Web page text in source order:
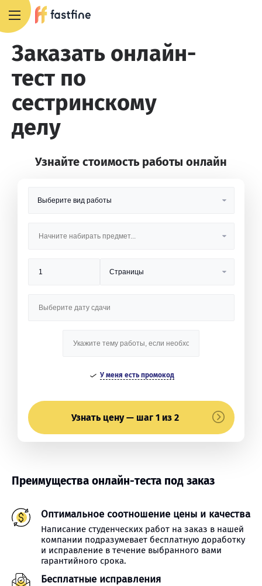
Заказать онлайн-
тест по
сестринскому
делу
Узнайте стоимость работы онлайн
У меня есть промокод
Узнать цену — шаг 1 из 2
Преимущества онлайн-теста под заказ
Оптимальное соотношение цены и качества
Написание студенческих работ на заказ в нашей
компании подразумевает бесплатную доработку
и исправление в течение выбранного вами
гарантийного срока.
Бесплатные исправления